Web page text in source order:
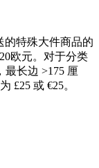
的特殊大件商品的
欧元。对于分类
最长边 >175 厘
£25 或 €25。